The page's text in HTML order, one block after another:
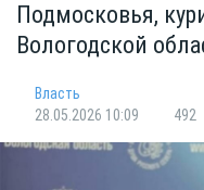
Подмосковья,
Вологодской
Власть
28.05.2026 10:09
492